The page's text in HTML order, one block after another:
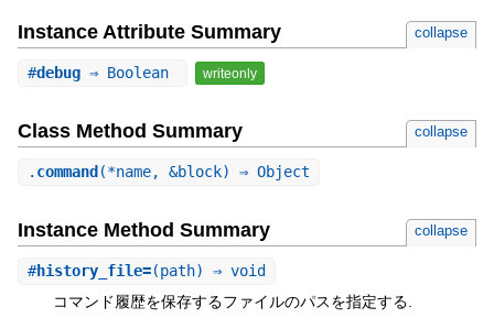
Instance Attribute Summary collapse
#debug⇒ Boolean writeonly
Class Method Summary collapse
. command (*name, &block) ⇒ Object
Instance Method Summary collapse
#history_file=(path) ⇒ void
コマンド履歴を保存するファイルのパスを指定する.